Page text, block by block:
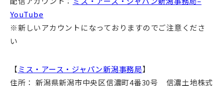
YouTube
※新しいアカウントになっておりますのでご注意くださ
い
【ミス・アース・ジャパン新潟事務局】
住所： 新潟県新潟市中央区信濃町4番30号 信濃土地株式